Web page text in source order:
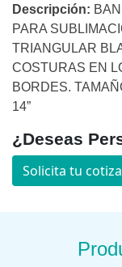
Descripción:
PARA
TRIANGULAR
COSTURAS EN
BORDES.
14”
¿Deseas
Solicita tu